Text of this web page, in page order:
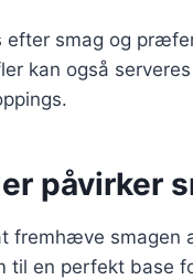
efter smag og
kan også
påvirker
fremhæve smagen
til en perfekt base